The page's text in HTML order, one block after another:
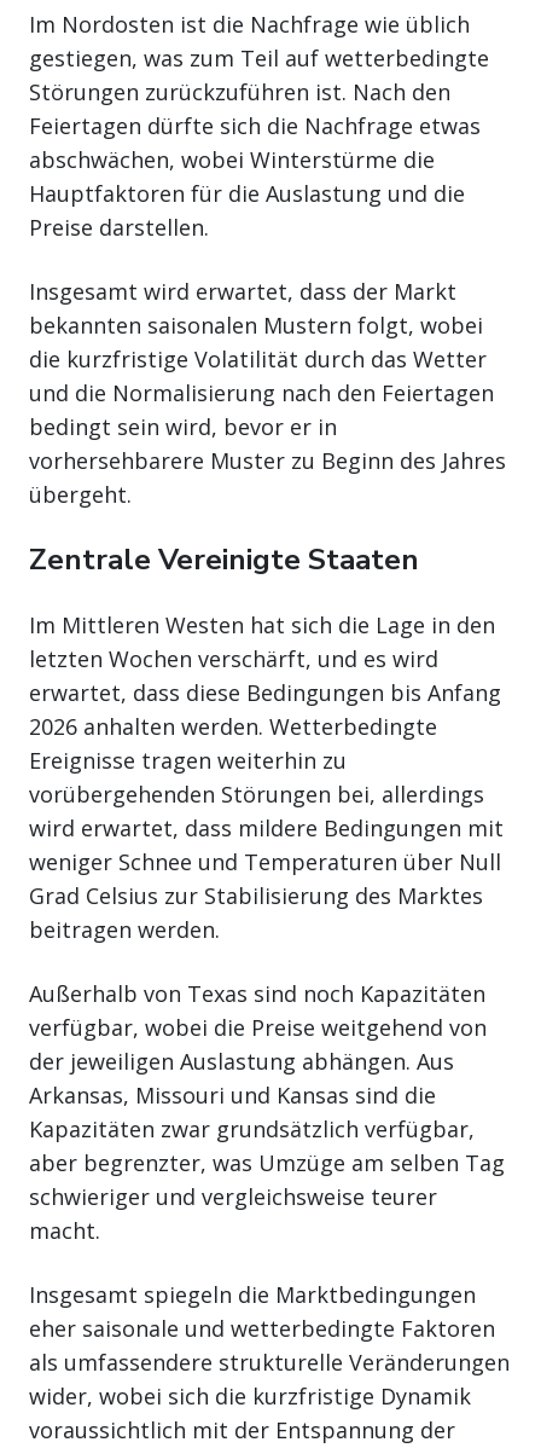
Im Nordosten ist die Nachfrage wie üblich
gestiegen, was zum Teil auf wetterbedingte
Störungen zurückzuführen ist. Nach den
Feiertagen dürfte sich die Nachfrage etwas
abschwächen, wobei Winterstürme die
Hauptfaktoren für die Auslastung und die
Preise darstellen.
Insgesamt wird erwartet, dass der Markt
bekannten saisonalen Mustern folgt, wobei
die kurzfristige Volatilität durch das Wetter
und die Normalisierung nach den Feiertagen
bedingt sein wird, bevor er in
vorhersehbarere Muster zu Beginn des Jahres
übergeht.
Zentrale Vereinigte Staaten
Im Mittleren Westen hat sich die Lage in den
letzten Wochen verschärft, und es wird
erwartet, dass diese Bedingungen bis Anfang
2026 anhalten werden. Wetterbedingte
Ereignisse tragen weiterhin zu
vorübergehenden Störungen bei, allerdings
wird erwartet, dass mildere Bedingungen mit
weniger Schnee und Temperaturen über Null
Grad Celsius zur Stabilisierung des Marktes
beitragen werden.
Außerhalb von Texas sind noch Kapazitäten
verfügbar, wobei die Preise weitgehend von
der jeweiligen Auslastung abhängen. Aus
Arkansas, Missouri und Kansas sind die
Kapazitäten zwar grundsätzlich verfügbar,
aber begrenzter, was Umzüge am selben Tag
schwieriger und vergleichsweise teurer
macht.
Insgesamt spiegeln die Marktbedingungen
eher saisonale und wetterbedingte Faktoren
als umfassendere strukturelle Veränderungen
wider, wobei sich die kurzfristige Dynamik
voraussichtlich mit der Entspannung der